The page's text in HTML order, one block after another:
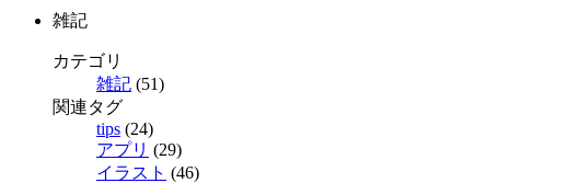
雑記
カテゴリ
雑記 (51)
関連タグ
tips (24)
アプリ (29)
イラスト (46)